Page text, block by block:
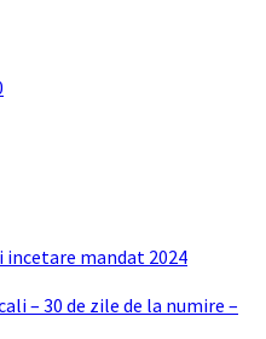
incetare mandat 2024
– 30 de zile de la numire –